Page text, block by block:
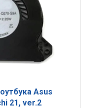
Asus
21, ver.2